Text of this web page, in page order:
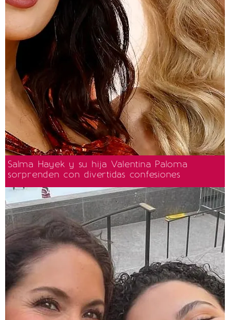
Salma Hayek y su hija Valentina Paloma
sorprenden con divertidas confesiones